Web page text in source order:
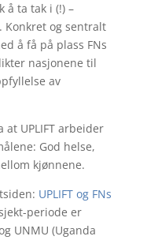
å ta tak i (!) –
Konkret og sentralt
å få på plass FNs
nasjonene til
av
at UPLIFT arbeider
God helse,
kjønnene.
UPLIFT og FNs
periode er
UNMU (Uganda